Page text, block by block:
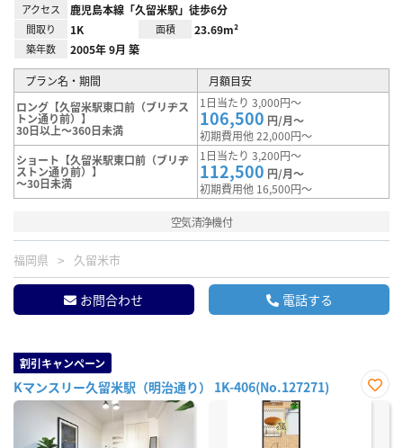
アクセス 鹿児島本線「久留米駅」徒歩6分
間取り 1K 面積 23.69m²
築年数 2005年 9月 築
プラン名・期間
月額目安
ロング【久留米駅東口前（ブリヂス
トン通り前）】
30日以上～360日未満
1日当たり 3,000円～
106,500 円/月～
初期費用他 22,000円～
ショート【久留米駅東口前（ブリヂ
ストン通り前）】
～30日未満
1日当たり 3,200円～
112,500 円/月～
初期費用他 16,500円～
空気清浄機付
福岡県 久留米市
お問合わせ 電話する
割引キャンペーン
Kマンスリー久留米駅（明治通り） 1K-406(No.127271)
お気